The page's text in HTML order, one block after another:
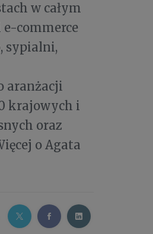
w całym
commerce
sypialni,
aranżacji
krajowych i
oraz
o Agata